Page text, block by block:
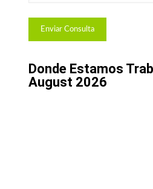
Donde Estamos
August 2026